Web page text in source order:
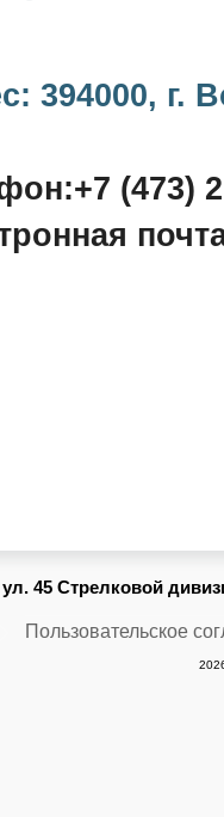
394000, г.
+7 (473)
45 Стрелковой
Пользовательское